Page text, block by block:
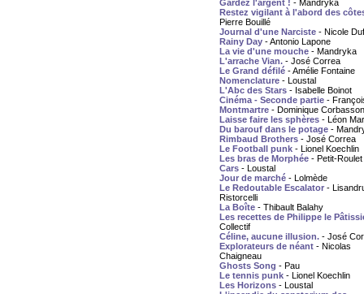
Gardez l'argent ! - Mandryka
Restez vigilant à l'abord des
Pierre Bouillé
Journal d'une Narciste - Nicole
Rainy Day - Antonio Lapone
La vie d'une mouche - Mandryka
L'arrache Vian. - José Correa
Le Grand défilé - Amélie Fontaine
Nomenclature - Loustal
L'Abc des Stars - Isabelle Boinot
Cinéma - Seconde partie -
Montmartre - Dominique Corbasson
Laisse faire les sphères - Léon
Du barouf dans le potage -
Rimbaud Brothers - José Correa
Le Football punk - Lionel Koechlin
Les bras de Morphée - Petit-Roulet
Cars - Loustal
Jour de marché - Lolmède
Le Redoutable Escalator -
Ristorcelli
La Boîte - Thibault Balahy
Les recettes de Philippe le
Collectif
Céline, aucune illusion. - José
Explorateurs de néant - Nicolas
Chaigneau
Ghosts Song - Pau
Le tennis punk - Lionel Koechlin
Les Horizons - Loustal